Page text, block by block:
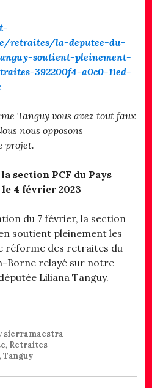
retraites/la-deputee-du-
soutient-pleinement-
392200f4-a0c0-11ed-
Tanguy vous avez tout faux
nous opposons
projet.
section PCF du Pays
4 février 2023
du 7 février, la section
soutient pleinement les
réforme des retraites du
Borne relayé sur notre
Liliana Tanguy.
de réforme des retraites
sierramaestra
, Retraites
, Tanguy